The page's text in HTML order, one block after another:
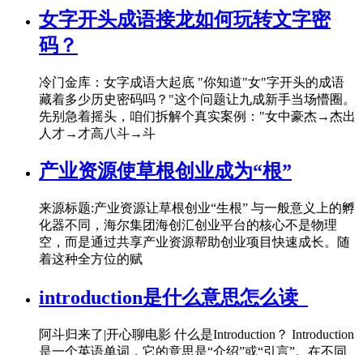
女字开头成语接龙如何玩转文字密
码？
冷门金库：女字成语大起底 "你知道"女"字开头的成语
藏着多少历史密码吗？"这个问题让九成新手当场懵圈。
先别急着摇头，咱们拆解个真实案例："女中豪杰→杰出
人才→才高八斗→斗
产业资源使草根创业成为“根”
来源标题:产业资源让草根创业“生根” 与一般意义上的孵
化器不同，海尔集团海创汇创业平台的核心不是物理
空，而是通过共享产业资源帮助创业项目快速成长。随
着这种全方位的赋
introduction是什么意思怎么读_
阿斗归来了|开心聊电影 什么是Introduction？ Introduction
是一个英语单词，它的意思是“介绍”或“引言”。在不同